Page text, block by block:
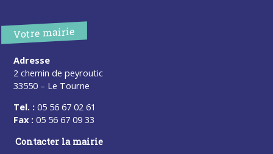
Votre mairie
Adresse
2 chemin de peyroutic
33550 – Le Tourne
Tel. : 05 56 67 02 61
Fax : 05 56 67 09 33
Contacter la mairie